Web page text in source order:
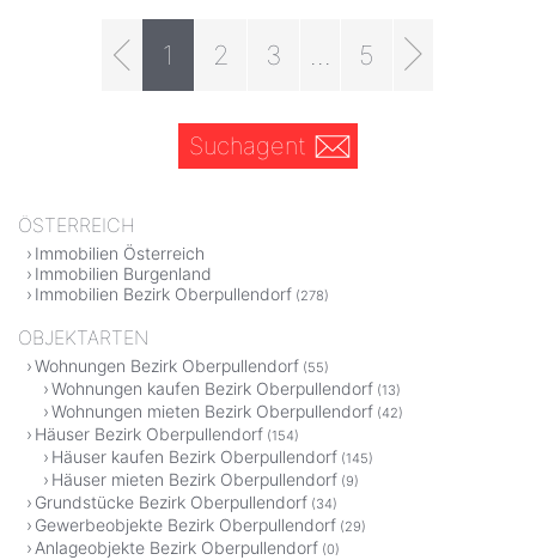
1 2 3 5
Suchagent
ÖSTERREICH
Immobilien Österreich
Immobilien Burgenland
Immobilien Bezirk Oberpullendorf (278)
OBJEKTARTEN
Wohnungen Bezirk Oberpullendorf (55)
Wohnungen kaufen Bezirk Oberpullendorf (13)
Wohnungen mieten Bezirk Oberpullendorf (42)
Häuser Bezirk Oberpullendorf (154)
Häuser kaufen Bezirk Oberpullendorf (145)
Häuser mieten Bezirk Oberpullendorf (9)
Grundstücke Bezirk Oberpullendorf (34)
Gewerbeobjekte Bezirk Oberpullendorf (29)
Anlageobjekte Bezirk Oberpullendorf (0)